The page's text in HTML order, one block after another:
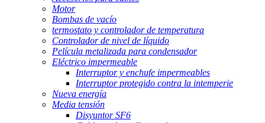
Motor
Bombas de vacío
termostato y controlador de temperatura
Controlador de nivel de líquido
Película metalizada para condensador
Eléctrico impermeable
Interruptor y enchufe impermeables
Interruptor protegido contra la intemperie
Nueva energía
Media tensión
Disyuntor SF6